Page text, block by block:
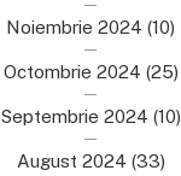
Noiembrie 2024 (10)
Octombrie 2024 (25)
Septembrie 2024 (10)
August 2024 (33)